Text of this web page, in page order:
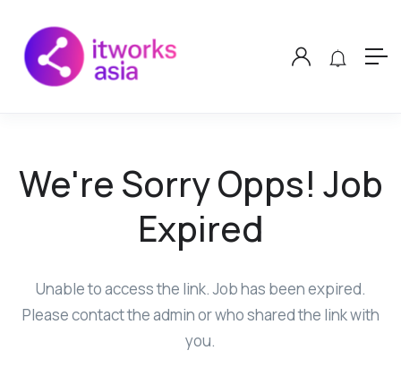
We're Sorry Opps! Job
Expired
Unable to access the link. Job has been expired.
Please contact the admin or who shared the link with
you.